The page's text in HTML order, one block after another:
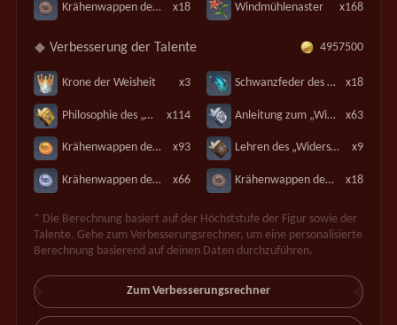
Krähenwappen der Schatzsuche x18 Windmühlenaster x168
Verbesserung der Talente 4957500
Krone der Weisheit x3 Schwanzfeder des Ostwinds x18
Philosophie des „Widerstands“ x114 Anleitung zum „Widerstand“ x63
Krähenwappen der Goldschätze x93 Lehren des „Widerstands“ x9
Krähenwappen der Silberschätze x66 Krähenwappen der Schatzsuche x18
* Die Berechnung basiert auf der Höchststufe der Figur sowie der
Talente. Gehe zum Verbesserungsrechner, um eine personalisierte
Berechnung basierend auf deinen Daten durchzuführen.
Zum Verbesserungsrechner